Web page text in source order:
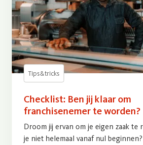
Tips&tricks
Checklist: Ben jij klaar om
franchisenemer te worden?
Droom jij ervan om je eigen zaak te
je niet helemaal vanaf nul